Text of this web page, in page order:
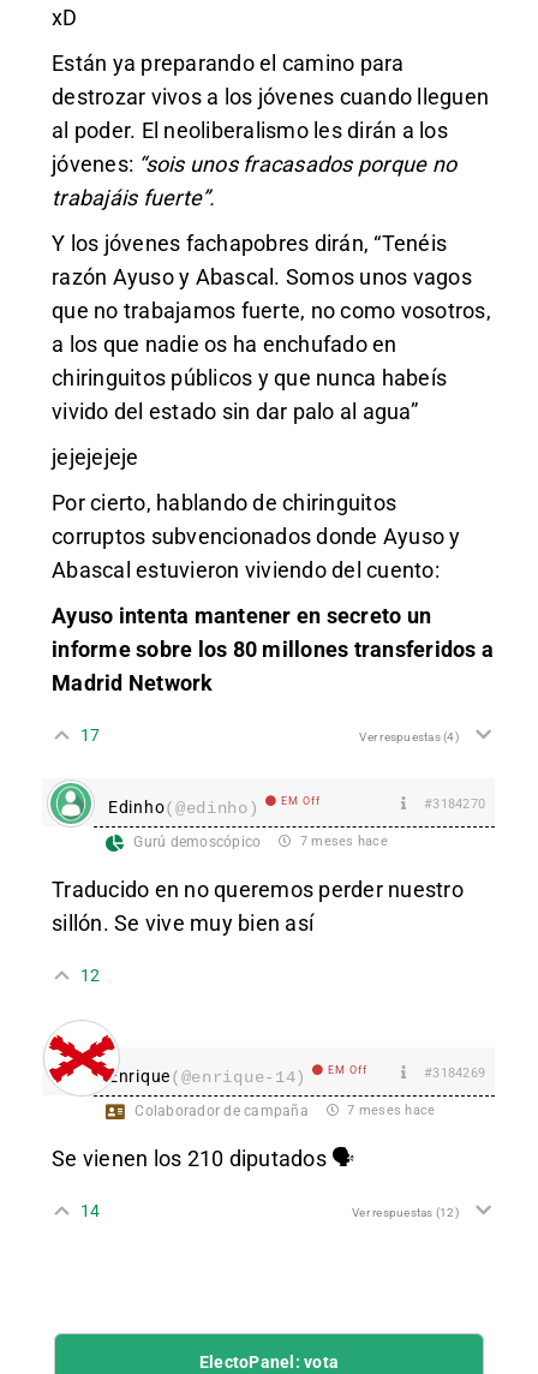
xD
Están ya preparando el camino para
destrozar vivos a los jóvenes cuando lleguen
al poder. El neoliberalismo les dirán a los
jóvenes: “sois unos fracasados porque no
trabajáis fuerte”.
Y los jóvenes fachapobres dirán, “Tenéis
razón Ayuso y Abascal. Somos unos vagos
que no trabajamos fuerte, no como vosotros,
a los que nadie os ha enchufado en
chiringuitos públicos y que nunca habeís
vivido del estado sin dar palo al agua”
jejejejeje
Por cierto, hablando de chiringuitos
corruptos subvencionados donde Ayuso y
Abascal estuvieron viviendo del cuento:
Ayuso intenta mantener en secreto un
informe sobre los 80 millones transferidos a
Madrid Network
17 Ver respuestas(4)
Edinho(@edinho) EM Off #3184270
Gurú demoscópico 7 meses hace
Traducido en no queremos perder nuestro
sillón. Se vive muy bien así
12
Enrique(@enrique-14) EM Off #3184269
Colaborador de campaña 7 meses hace
Se vienen los 210 diputados 🗣
14 Ver respuestas (12)
ElectoPanel: vota